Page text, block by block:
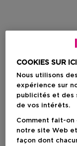
COOKIES SUR
Nous utilisons
expérience sur
publicités et des
de vos intérêts.
Comment fait-on
notre site Web
façon dont